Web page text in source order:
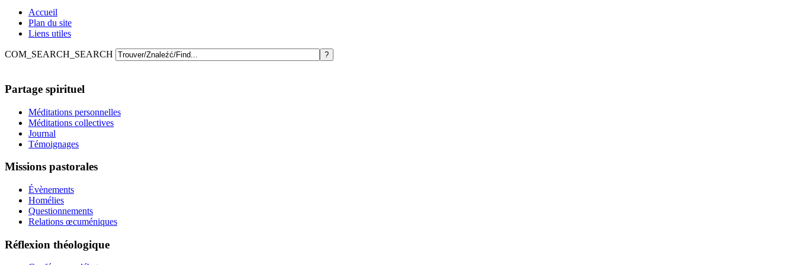
Accueil
Plan du site
Liens utiles
COM_SEARCH_SEARCH
Partage spirituel
Méditations personnelles
Méditations collectives
Journal
Témoignages
Missions pastorales
Évènements
Homélies
Questionnements
Relations œcuméniques
Réflexion théologique